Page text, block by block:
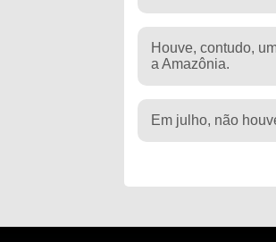
Houve, contudo,
a Amazônia.
Em julho, não